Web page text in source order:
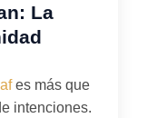
La
es más que
intenciones.